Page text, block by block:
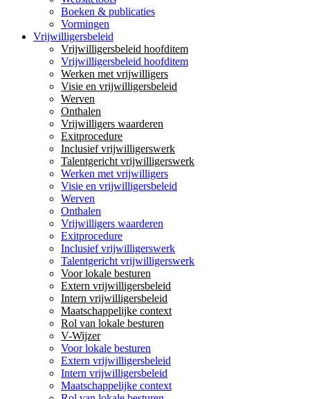
Boeken & publicaties
Vormingen
Vrijwilligersbeleid
Vrijwilligersbeleid hoofditem
Vrijwilligersbeleid hoofditem
Werken met vrijwilligers
Visie en vrijwilligersbeleid
Werven
Onthalen
Vrijwilligers waarderen
Exitprocedure
Inclusief vrijwilligerswerk
Talentgericht vrijwilligerswerk
Werken met vrijwilligers
Visie en vrijwilligersbeleid
Werven
Onthalen
Vrijwilligers waarderen
Exitprocedure
Inclusief vrijwilligerswerk
Talentgericht vrijwilligerswerk
Voor lokale besturen
Extern vrijwilligersbeleid
Intern vrijwilligersbeleid
Maatschappelijke context
Rol van lokale besturen
V-Wijzer
Voor lokale besturen
Extern vrijwilligersbeleid
Intern vrijwilligersbeleid
Maatschappelijke context